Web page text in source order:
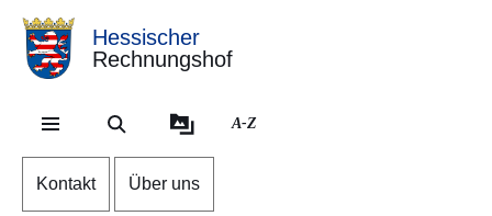
Hessischer
Rechnungshof
A-Z
Kontakt Über uns